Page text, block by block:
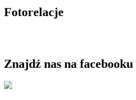
Fotorelacje
Znajdź nas na facebooku